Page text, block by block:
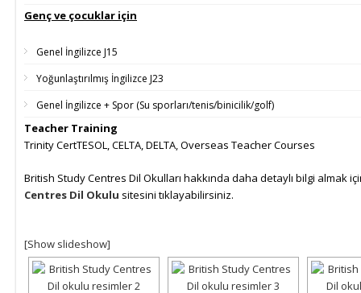
Genç ve çocuklar için
Genel İngilizce J15
Yoğunlaştırılmış İngilizce J23
Genel İngilizce + Spor (Su sporları/tenis/binicilik/golf)
Teacher Training
Trinity CertTESOL, CELTA, DELTA, Overseas Teacher Courses
British Study Centres Dil Okulları hakkında daha detaylı bilgi almak
Centres Dil Okulu sitesini tıklayabilirsiniz.
[Show slideshow]